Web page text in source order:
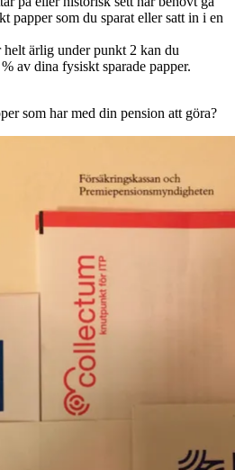
papper som du sparat eller satt in i en
ärlig under punkt 2 kan du
av dina fysiskt sparade papper.
som har med din pension att göra?